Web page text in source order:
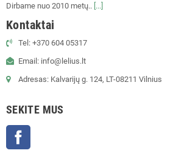
Dirbame nuo 2010 metų.. [...]
Kontaktai
Tel: +370 604 05317
Email: info@lelius.lt
Adresas: Kalvarijų g. 124, LT-08211 Vilnius
SEKITE MUS